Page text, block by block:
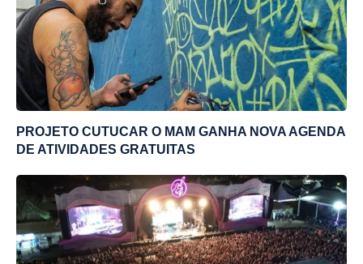
PROJETO CUTUCAR O MAM GANHA NOVA AGENDA
DE ATIVIDADES GRATUITAS